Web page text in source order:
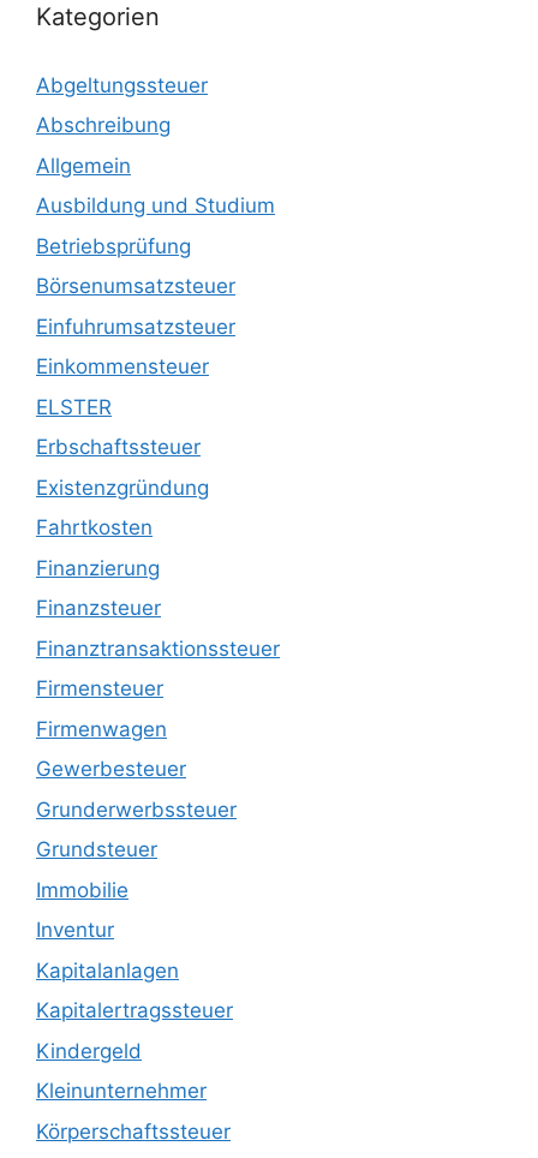
Kategorien
Abgeltungssteuer
Abschreibung
Allgemein
Ausbildung und Studium
Betriebsprüfung
Börsenumsatzsteuer
Einfuhrumsatzsteuer
Einkommensteuer
ELSTER
Erbschaftssteuer
Existenzgründung
Fahrtkosten
Finanzierung
Finanzsteuer
Finanztransaktionssteuer
Firmensteuer
Firmenwagen
Gewerbesteuer
Grunderwerbssteuer
Grundsteuer
Immobilie
Inventur
Kapitalanlagen
Kapitalertragssteuer
Kindergeld
Kleinunternehmer
Körperschaftssteuer